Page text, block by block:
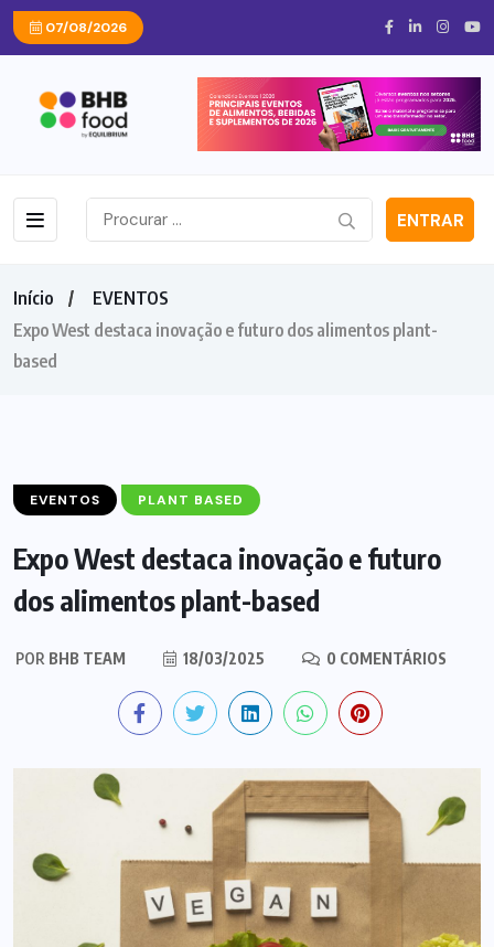
07/08/2026
ENTRAR
Início
EVENTOS
Expo West destaca inovação e futuro dos alimentos plant-
based
EVENTOS PLANT BASED
Expo West destaca inovação e futuro
dos alimentos plant-based
POR BHB TEAM 18/03/2025 0 COMENTÁRIOS